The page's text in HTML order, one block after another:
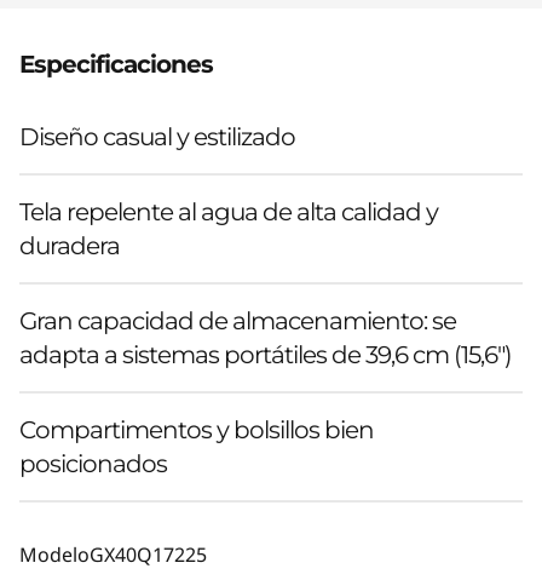
Especificaciones
Diseño casual y estilizado
Tela repelente al agua de alta calidad y
duradera
Gran capacidad de almacenamiento: se
adapta a sistemas portátiles de 39,6 cm (15,6")
Compartimentos y bolsillos bien
posicionados
ModeloGX40Q17225